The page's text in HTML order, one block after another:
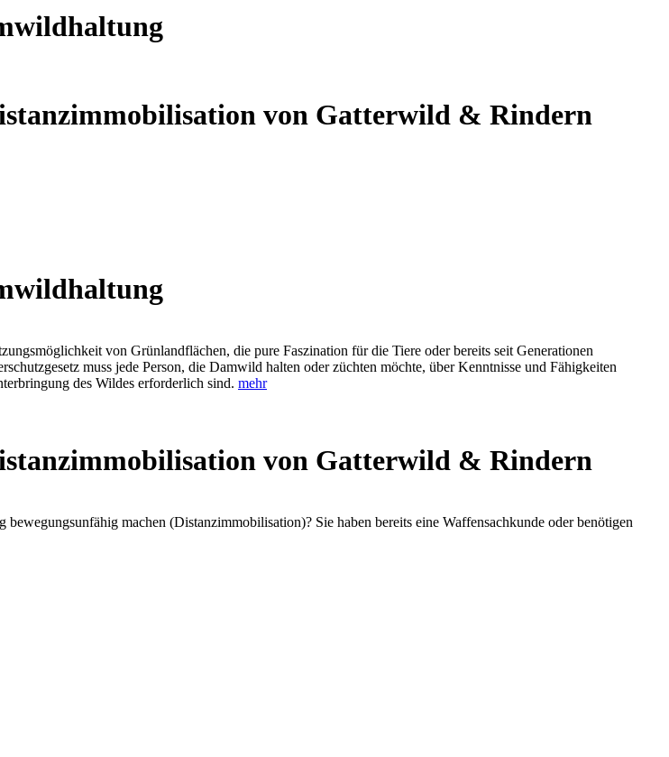
von Gatterwild & Rindern
von Grünlandflächen, die pure Faszination für die Tiere oder bereits seit Generationen
muss jede Person, die Damwild halten oder züchten möchte, über Kenntnisse und Fähigkeiten
des Wildes erforderlich sind. mehr
von Gatterwild & Rindern
machen (Distanzimmobilisation)? Sie haben bereits eine Waffensachkunde oder benötigen